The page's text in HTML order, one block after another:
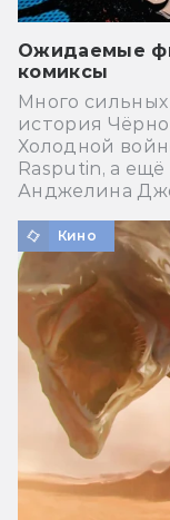
Ожидаемые
комиксы
Много
история
Холодной
Rasputin, а
Анджелина
Кино